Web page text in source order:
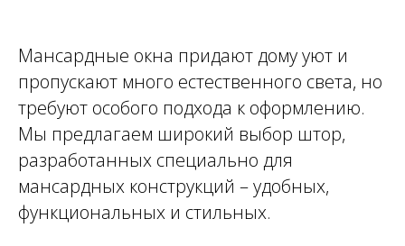
Мансардные окна придают дому уют и
пропускают много естественного света, но
требуют особого подхода к оформлению.
Мы предлагаем широкий выбор штор,
разработанных специально для
мансардных конструкций – удобных,
функциональных и стильных.